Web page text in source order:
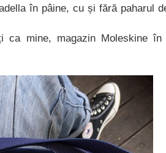
în pâine, cu și fără paharul
ca mine, magazin Moleskine